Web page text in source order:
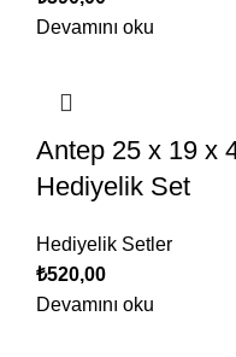
Devamını oku
Antep 25 x 19 x
Hediyelik Set
Hediyelik Setler
₺520,00
Devamını oku